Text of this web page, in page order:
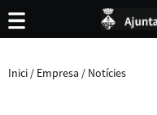
Inici / Empresa / Notícies